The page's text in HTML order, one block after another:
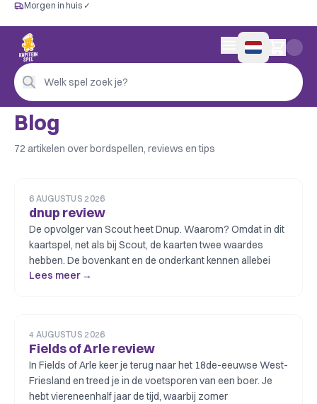
Gratis vanaf €60
Morgen in huis ✓
Persoonlijk advies
4,9/5 —
Morgen in huis ✓
Welk spel zoek je?
0 artikelen in
Blog
72 artikelen over bordspellen, reviews en tips
6 AUGUSTUS 2026
dnup review
De opvolger van Scout heet Dnup. Waarom? Omdat in dit
kaartspel, net als bij Scout, de kaarten twee waardes
hebben. De bovenkant en de onderkant kennen allebei
Lees meer →
4 AUGUSTUS 2026
Fields of Arle review
In Fields of Arle keer je terug naar het 18de-eeuwse West-
Friesland en treed je in de voetsporen van een boer. Je
hebt viereneenhalf jaar de tijd, waarbij zomer